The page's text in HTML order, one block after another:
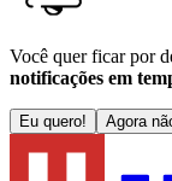
Você quer ficar por
notificações em
Eu quero! Agora